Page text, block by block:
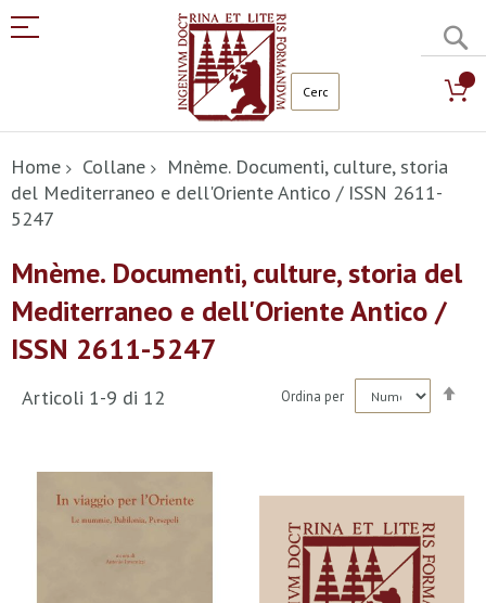
al
contenuto
Home Collane
Mnème. Documenti, culture, storia
del Mediterraneo e dell'Oriente Antico / ISSN 2611-
5247
Mnème. Documenti, culture, storia del
Mediterraneo e dell'Oriente Antico /
ISSN 2611-5247
Articoli 1-9 di 12 Ordina per